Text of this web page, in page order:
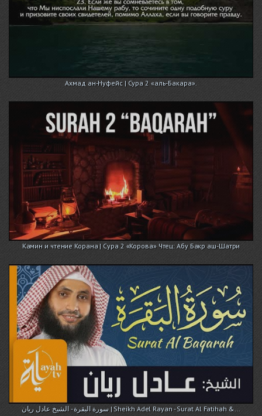
Ахмад ан-Нуфейс | Сура 2 «аль-Бакара».
Камин и чтение Корана | Сура 2 «Корова» Чтец: Абу Бакр аш-Шатри
سورة البقرة - الشيخ عادل ريان | Sheikh Adel Rayan - Surat Al Fatihah &...